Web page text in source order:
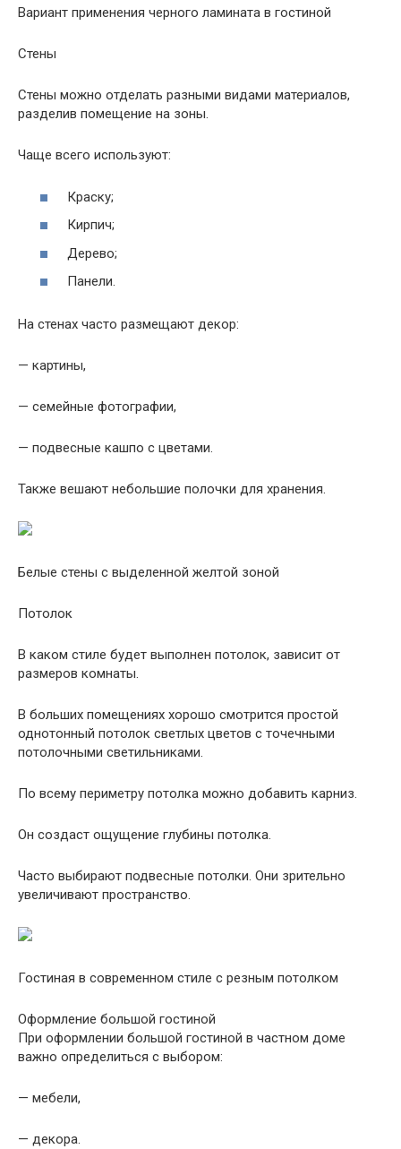
Вариант применения черного ламината в гостиной
Стены
Стены можно отделать разными видами материалов,
разделив помещение на зоны.
Чаще всего используют:
Краску;
Кирпич;
Дерево;
Панели.
На стенах часто размещают декор:
— картины,
— семейные фотографии,
— подвесные кашпо с цветами.
Также вешают небольшие полочки для хранения.
Белые стены с выделенной желтой зоной
Потолок
В каком стиле будет выполнен потолок, зависит от
размеров комнаты.
В больших помещениях хорошо смотрится простой
однотонный потолок светлых цветов с точечными
потолочными светильниками.
По всему периметру потолка можно добавить карниз.
Он создаст ощущение глубины потолка.
Часто выбирают подвесные потолки. Они зрительно
увеличивают пространство.
Гостиная в современном стиле с резным потолком
Оформление большой гостиной
При оформлении большой гостиной в частном доме
важно определиться с выбором:
— мебели,
— декора.